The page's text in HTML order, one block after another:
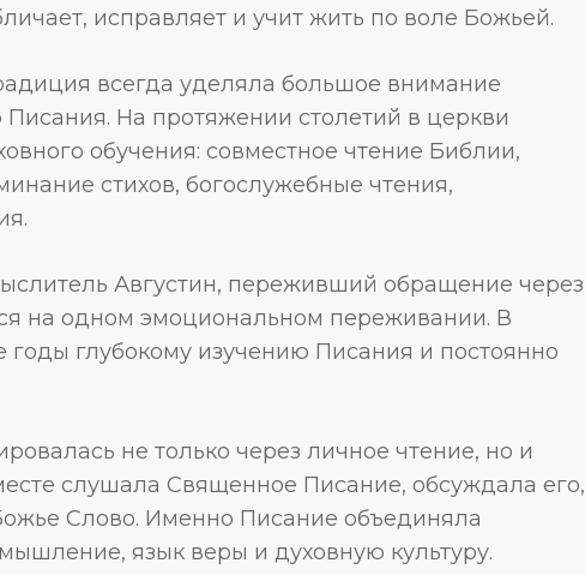
исправляет и учит жить по воле Божьей.
всегда уделяла большое внимание
На протяжении столетий в церкви
обучения: совместное чтение Библии,
стихов, богослужебные чтения,
Августин, переживший обращение через
на одном эмоциональном переживании. В
глубокому изучению Писания и постоянно
не только через личное чтение, но и
слушала Священное Писание, обсуждала его,
Слово. Именно Писание объединяла
язык веры и духовную культуру.